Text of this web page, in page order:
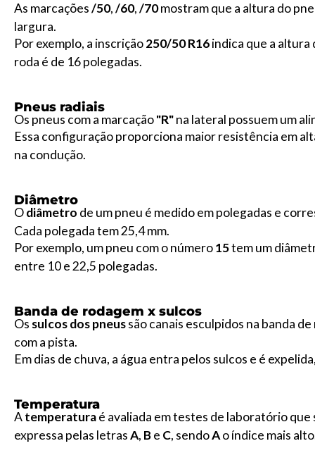
As marcações/50,/60,/70mostram que a altura do
largura.
Por exemplo, a inscrição250/50 R16indica que a altura
roda é de 16 polegadas.
Pneus radiais
Os pneus com a marcação"R"na lateral possuem um
Essa configuração proporciona maior resistência em
na condução.
Diâmetro
Odiâmetro de um pneu é medido em polegadas e
Cada polegada tem 25,4 mm.
Por exemplo, um pneu com o número15tem um
entre 10 e 22,5 polegadas.
Banda de rodagem x sulcos
Os sulcos dos pneussão canais esculpidos na banda
com a pista.
Em dias de chuva, a água entra pelos sulcos e é
Temperatura
Atemperaturaé avaliada em testes de laboratório
expressa pelas letrasA, Be C, sendoAo índice mais